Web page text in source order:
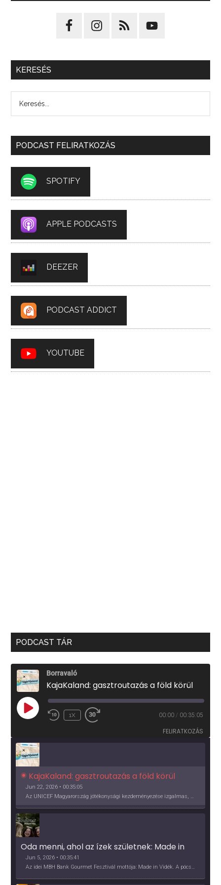
KERESÉS
PODCAST FELIRATKOZÁS
SPOTIFY
APPLE PODCASTS
DEEZER
PODCAST ADDICT
YOUTUBE
PODCAST TÁR
Borravaló
KajaKaland: gasztroutazás a föld körül
PLAY
EPISODE
1X 00:00 / 00:35:05
FELIRATKOZÁS
KajaKaland: gasztroutazás a föld körül
Jun 22, 2026 • 00:35:05
Az UNICEF Magyarország jótékonysági kezdeményezése izgalmas, egész éves világkörüli ízutazásra hív, igazi családi program és gasztroedukáció, illetve segítség a rászorulóknak is egyben.
Oda menni, ahol az ízek születnek: Made in
Vidék, Gourmet Fesztivál 2026
Jun 5, 2026 • 00:35:41
Az idei MBH Bank Gourmet Fesztivál mottója: Made in Vidék. A pócsmegyeri Papi, a mályinkai Iszkor és a szigligeti Villa Kabala tulajdonosai beszélnek arról, hogy mit jelentenek nekik a vidék ízei.